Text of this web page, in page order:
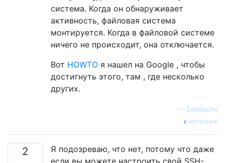
система. Когда он обнаруживает
активность, файловая система
монтируется. Когда в файловой системе
ничего не происходит, она отключается.
Вот HOWTO я нашел на Google , чтобы
достигнуть этого, там , где несколько
других.
— Zoredache
источник
2
Я подозреваю, что нет, потому что даже
если вы можете настроить свой SSH-